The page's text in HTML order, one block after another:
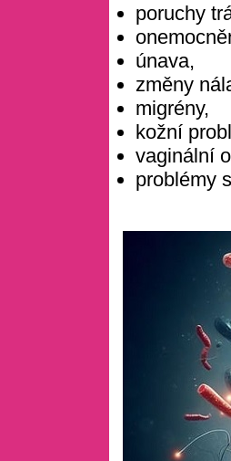
poruchy
únava,
změny
migrény,
kožní
vaginální
problémy